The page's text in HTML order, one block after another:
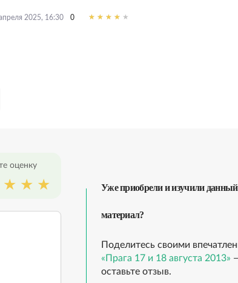
2025, 16:30 0
оценку
Уже приобрели и изучили данный
материал?
Поделитесь своими
«Прага 17 и 18 августа 2013»
оставьте отзыв.